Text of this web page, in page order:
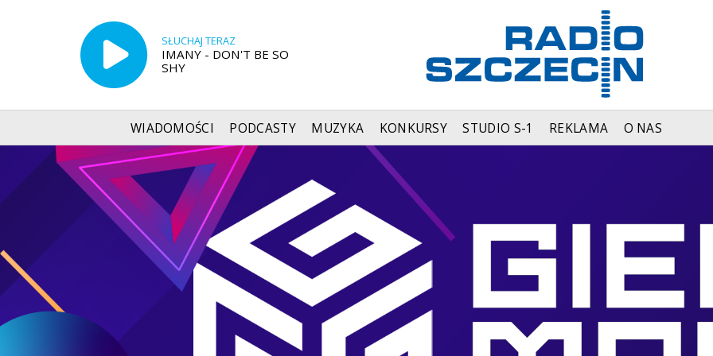
SŁUCHAJ TERAZ
IMANY - DON'T BE SO
SHY
WIADOMOŚCI PODCASTY MUZYKA KONKURSY STUDIO S-1 REKLAMA O NAS